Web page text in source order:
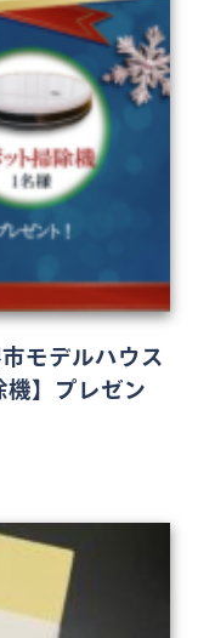
モデルハウス
】プレゼン